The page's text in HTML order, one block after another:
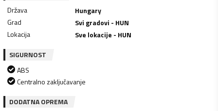
Država
Hungary
Grad
Svi gradovi - HUN
Lokacija
Sve lokacije - HUN
SIGURNOST
ABS
Centralno zaključavanje
DODATNA OPREMA